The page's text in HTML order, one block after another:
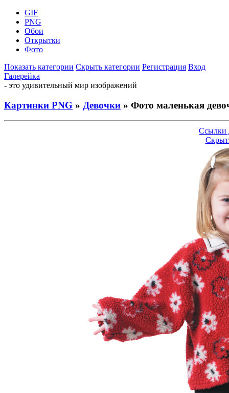
GIF
PNG
Обои
Открытки
Фото
Показать категории Скрыть категории Регистрация Вход
Галерейка
- это удивительный мир изображений
Картинки PNG » Девочки » Фото маленькая
Ссылки